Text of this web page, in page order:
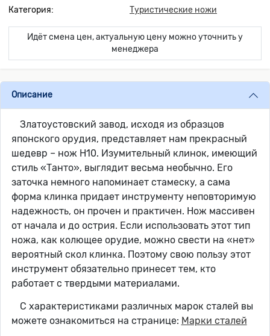
Категория:
Туристические ножи
Идёт смена цен, актуальную цену можно уточнить у
менеджера
Описание
Златоустовский завод, исходя из образцов
японского орудия, представляет нам прекрасный
шедевр – нож Н10. Изумительный клинок, имеющий
стиль «Танто», выглядит весьма необычно. Его
заточка немного напоминает стамеску, а сама
форма клинка придает инструменту неповторимую
надежность, он прочен и практичен. Нож массивен
от начала и до острия. Если использовать этот тип
ножа, как колющее орудие, можно свести на «нет»
вероятный скол клинка. Поэтому свою пользу этот
инструмент обязательно принесет тем, кто
работает с твердыми материалами.
С характеристиками различных марок сталей вы
можете ознакомиться на странице: Марки сталей